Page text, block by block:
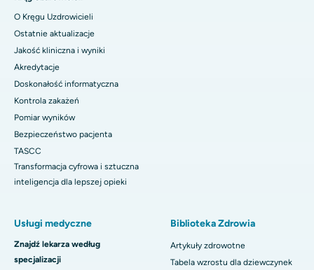
O Kręgu Uzdrowicieli
Ostatnie aktualizacje
Jakość kliniczna i wyniki
Akredytacje
Doskonałość informatyczna
Kontrola zakażeń
Pomiar wyników
Bezpieczeństwo pacjenta
TASCC
Transformacja cyfrowa i sztuczna
inteligencja dla lepszej opieki
Usługi medyczne
Znajdź lekarza według
specjalizacji
Biblioteka Zdrowia
Artykuły zdrowotne
Tabela wzrostu dla dziewczynek